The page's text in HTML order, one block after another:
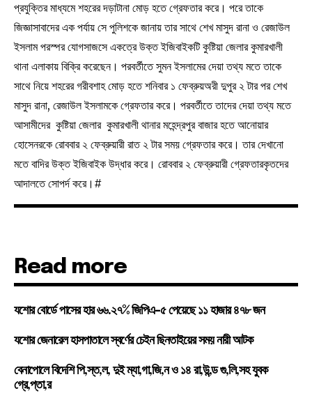
প্রযুক্তির মাধ্যমে শহরের দড়াটানা মোড় হতে গ্রেফতার করে। পরে তাকে
জিজ্ঞাসাবাদের এক পর্যায় সে পুলিশকে জানায় তার সাথে শেখ মাসুদ রানা ও রেজাউল
ইসলাম পরস্পর যোগসাজসে একত্রে উক্ত ইজিবাইকটি কুষ্টিয়া জেলার কুমারখালী
থানা এলাকায় বিক্রি করেছেন। পরবর্তীতে সুমন ইসলামের দেয়া তথ্য মতে তাকে
সাথে নিয়ে শহরের গরীবশাহ মোড় হতে শনিবার ১ ফেব্রুয়অরী দুপুর ২ টার পর শেখ
মাসুদ রানা, রেজাউল ইসলামকে গ্রেফতার করে। পরবর্তীতে তাদের দেয়া তথ্য মতে
আসামীদের কুষ্টিয়া জেলার কুমারখালী থানার মহেন্দ্রপুর বাজার হতে আনোয়ার
হোসেনরকে রোববার ২ ফেব্রুয়ারী রাত ২ টার সময় গ্রেফতার করে। তার দেখানো
মতে বাদির উক্ত ইজিবাইক উদ্ধার করে। রোববার ২ ফেব্রুয়ারী গ্রেফতারকৃতদের
আদালতে সোপর্দ করে।#
Read more
যশোর বোর্ডে পাসের হার ৬৬.২৭% জিপিএ-৫ পেয়েছে ১১ হাজার ৪৭৮ জন
যশোর জেনারেল হাসপাতালে স্বর্ণের চেইন ছিনতাইয়ের সময় নারী আটক
বেনাপোলে বিদেশি পি,স্ত,ল, দুই ম্যা,গা,জি,ন ও ১৪ রা,উ,ন্ড গু,লি,সহ যুবক
গ্রে,প্তা,র